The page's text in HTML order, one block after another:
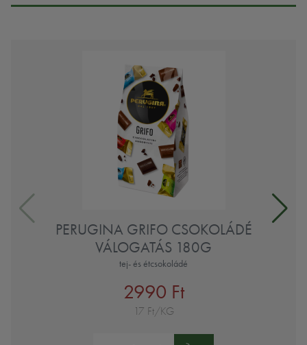
PERUGINA GRIFO CSOKOLÁDÉ
VÁLOGATÁS 180G
tej- és étcsokoládé
2990 Ft
17 Ft/KG